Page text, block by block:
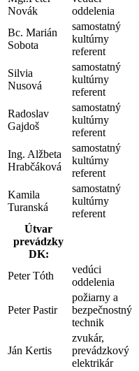
Novák
oddelenia
Bc. Marián
Sobota
samostatný
kultúrny
referent
Silvia
Nusová
samostatný
kultúrny
referent
Radoslav
Gajdoš
samostatný
kultúrny
referent
Ing. Alžbeta
Hrabčáková
samostatný
kultúrny
referent
Kamila
Turanská
samostatný
kultúrny
referent
Útvar
prevádzky
DK:
Peter Tóth
vedúci
oddelenia
Peter Pastir
požiarny a
bezpečnostný
technik
Ján Kertis
zvukár,
prevádzkový
elektrikár